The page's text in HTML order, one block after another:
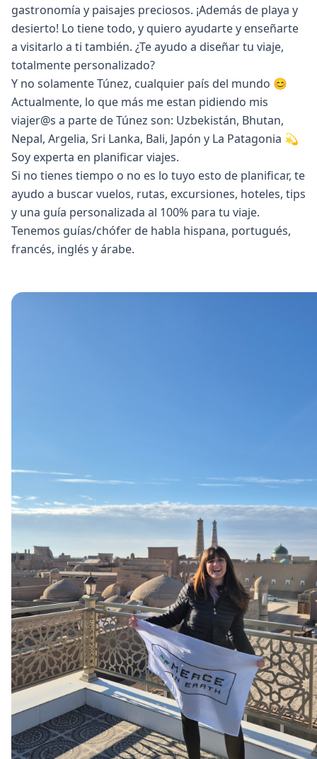
gastronomía y paisajes preciosos. ¡Además de playa y
desierto! Lo tiene todo, y quiero ayudarte y enseñarte
a visitarlo a ti también. ¿Te ayudo a diseñar tu viaje,
totalmente personalizado?
Y no solamente Túnez, cualquier país del mundo 😊
Actualmente, lo que más me estan pidiendo mis
viajer@s a parte de Túnez son: Uzbekistán, Bhutan,
Nepal, Argelia, Sri Lanka, Bali, Japón y La Patagonia 💫
Soy experta en planificar viajes.
Si no tienes tiempo o no es lo tuyo esto de planificar, te
ayudo a buscar vuelos, rutas, excursiones, hoteles, tips
y una guía personalizada al 100% para tu viaje.
Tenemos guías/chófer de habla hispana, portugués,
francés, inglés y árabe.